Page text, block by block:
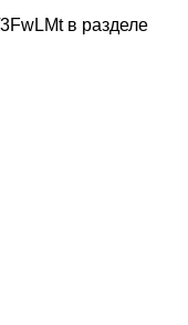
в разделе